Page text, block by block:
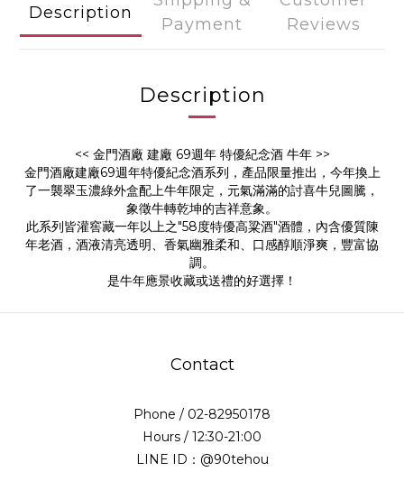
Description
Payment
Reviews
Description
<< 金門酒廠 建廠 69週年 特優紀念酒 牛年 >>
金門酒廠建廠69週年特優紀念酒系列，產品限量推出，今年換上
了一襲翠玉濃綠外盒配上牛年限定，元氣滿滿的討喜牛兒圖騰，
象徵牛轉乾坤的吉祥意象。
此系列皆灌窖藏一年以上之"58度特優高粱酒"酒體，內含優質陳
年老酒，酒液清亮透明、香氣幽雅柔和、口感醇順淨爽，豐富協
調。
是牛年應景收藏或送禮的好選擇！
Contact
Phone / 02-82950178
Hours / 12:30-21:00
LINE ID：@90tehou